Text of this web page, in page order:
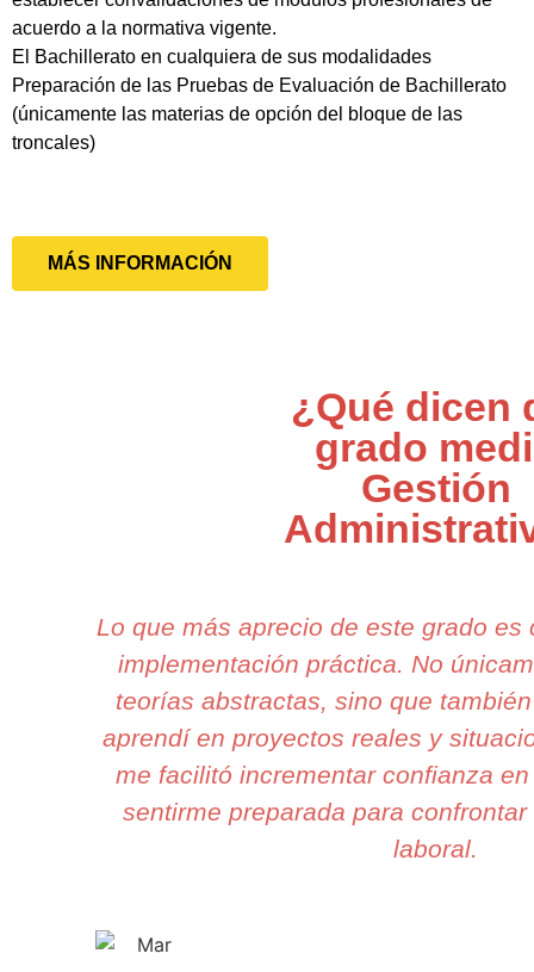
acuerdo a la normativa vigente.
El Bachillerato en cualquiera de sus modalidades
Preparación de las Pruebas de Evaluación de Bachillerato
(únicamente las materias de opción del bloque de las
troncales)
MÁS INFORMACIÓN
¿Qué dicen
grado
Gestión
Lo que más aprecio de este grado es
implementación práctica. No
teorías abstractas, sino que
aprendí en proyectos reales y
me facilitó incrementar confianza
sentirme preparada para
laboral.